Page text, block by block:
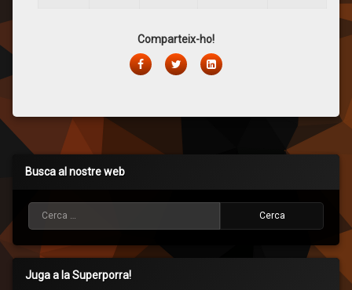
Comparteix-ho!
FacebookTwitterLinkedIn
Busca al nostre web
Juga a la Superporra!